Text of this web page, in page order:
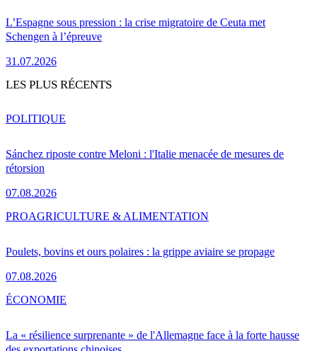
L’Espagne sous pression : la crise migratoire de Ceuta met
Schengen à l’épreuve
31.07.2026
LES PLUS RÉCENTS
Sánchez riposte contre Meloni : l'Italie menacée de mesures de
rétorsion
07.08.2026
POLITIQUE
Poulets, bovins et ours polaires : la grippe aviaire se propage
07.08.2026
PROAGRICULTURE & ALIMENTATION
La « résilience surprenante » de l'Allemagne face à la forte hausse
ÉCONOMIE